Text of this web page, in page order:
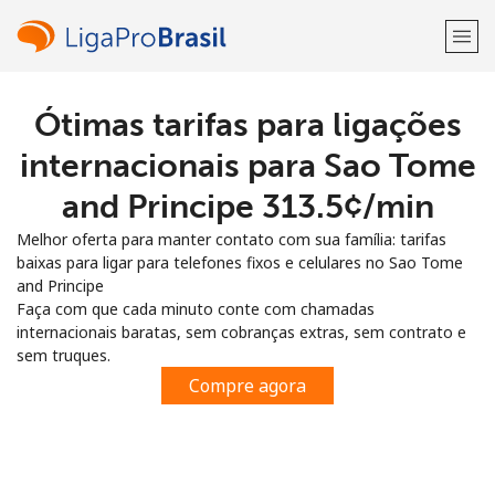
Bem-vindo(a)!
Já tem uma conta?
Entrar com
ou
Ótimas tarifas para ligações
internacionais para Sao Tome
and Principe ⁦313.5¢⁩/min
Melhor oferta para manter contato com sua família: tarifas
baixas para ligar para telefones fixos e celulares no Sao Tome
and Principe
Faça com que cada minuto conte com chamadas
internacionais baratas, sem cobranças extras, sem contrato e
sem truques.
Compre agora